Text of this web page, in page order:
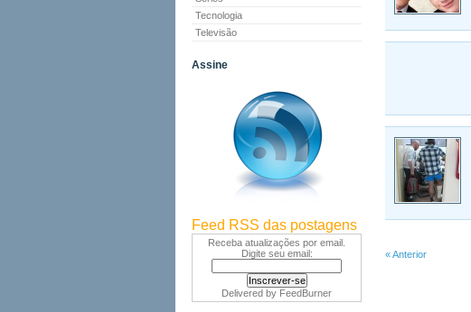
Tecnologia
Televisão
Assine
Feed RSS das postagens
Receba atualizações por email.
Digite seu email:
Delivered by FeedBurner
« Anterior